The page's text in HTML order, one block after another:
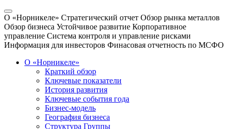
О «Норникеле» Стратегический отчет Обзор рынка металлов
Обзор бизнеса Устойчивое развитие Корпоративное
управление Система контроля и управление рисками
Информация для инвесторов Финасовая отчетность по МСФО
О «Норникеле»
Краткий обзор
Ключевые показатели
История развития
Ключевые события года
Бизнес-модель
География бизнеса
Структура Группы